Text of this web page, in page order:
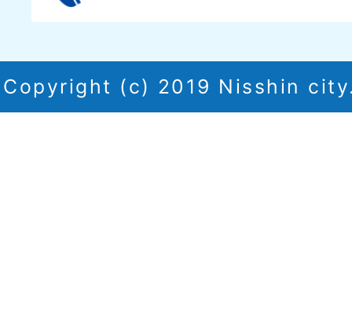
Copyright (c) 2019 Nisshin